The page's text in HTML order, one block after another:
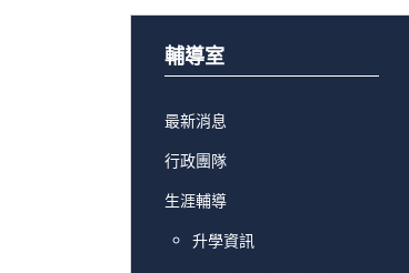
輔導室
最新消息
行政團隊
生涯輔導
升學資訊